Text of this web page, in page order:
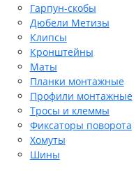
Гарпун-скобы
Дюбели Метизы
Клипсы
Кронштейны
Маты
Планки монтажные
Профили монтажные
Тросы и клеммы
Фиксаторы поворота
Хомуты
Шины